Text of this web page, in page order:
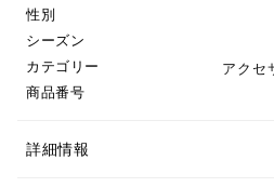
性別
シーズン
カテゴリー
アクセ
商品番号
詳細情報